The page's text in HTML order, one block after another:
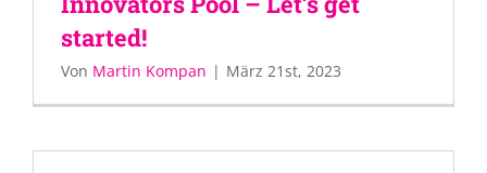
started!
Von Martin Kompan | März 21st, 2023